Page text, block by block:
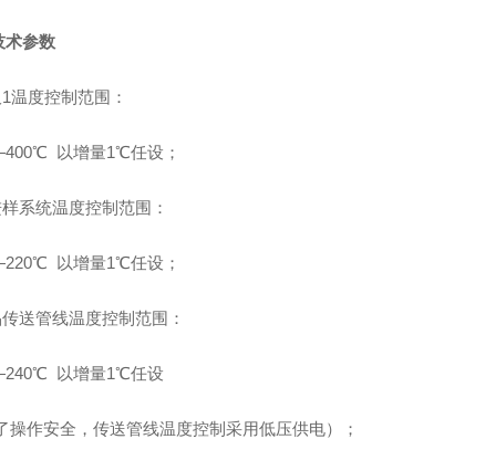
术参数
1温度控制范围：
℃ 以增量1℃任设；
系统温度控制范围：
℃ 以增量1℃任设；
送管线温度控制范围：
℃ 以增量1℃任设
操作安全，传送管线温度控制采用低压供电）；